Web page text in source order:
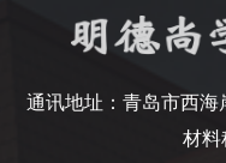
通讯地址：青岛市西
材料